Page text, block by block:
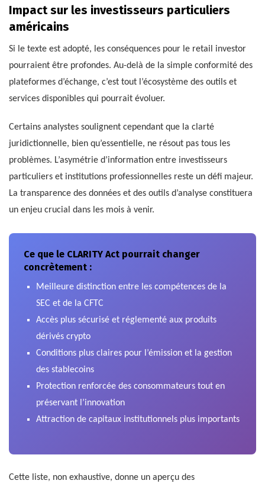
Impact sur les investisseurs particuliers
américains
Si le texte est adopté, les conséquences pour le retail investor
pourraient être profondes. Au-delà de la simple conformité des
plateformes d’échange, c’est tout l’écosystème des outils et
services disponibles qui pourrait évoluer.
Certains analystes soulignent cependant que la clarté
juridictionnelle, bien qu’essentielle, ne résout pas tous les
problèmes. L’asymétrie d’information entre investisseurs
particuliers et institutions professionnelles reste un défi majeur.
La transparence des données et des outils d’analyse constituera
un enjeu crucial dans les mois à venir.
Ce que le CLARITY Act pourrait changer
concrètement :
Meilleure distinction entre les compétences de la
SEC et de la CFTC
Accès plus sécurisé et réglementé aux produits
dérivés crypto
Conditions plus claires pour l’émission et la gestion
des stablecoins
Protection renforcée des consommateurs tout en
préservant l’innovation
Attraction de capitaux institutionnels plus importants
Cette liste, non exhaustive, donne un aperçu des